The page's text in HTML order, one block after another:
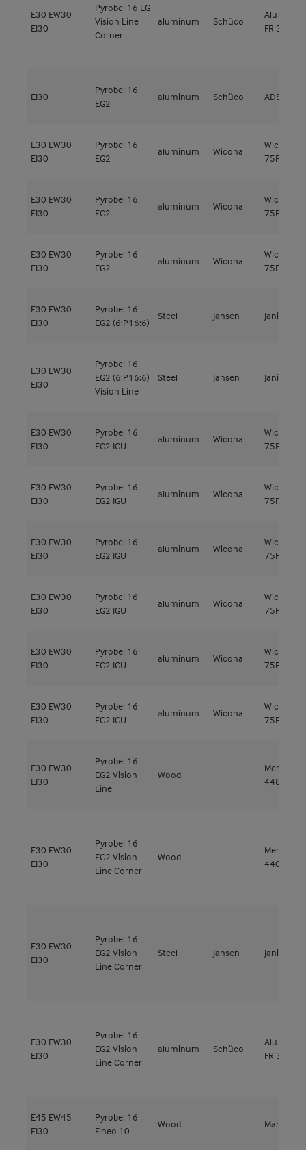
E30 EW30
EI30
Pyrobel 16 EG
Vision Line
Corner
aluminum Schüco
Alu ADS
FR 30
EI30
Pyrobel 16
EG2
aluminum Schüco ADS80
E30 EW30
EI30
Pyrobel 16
EG2
aluminum Wicona
Wicline
75FP
E30 EW30
EI30
Pyrobel 16
EG2
aluminum Wicona
Wicline
75FP
E30 EW30
EI30
Pyrobel 16
EG2
aluminum Wicona
Wicline
75FP
E30 EW30
EI30
Pyrobel 16
EG2 (6:P16:6)
Steel Jansen Janisol 2
E30 EW30
EI30
Pyrobel 16
EG2 (6:P16:6)
Vision Line
Steel Jansen Janisol 2
E30 EW30
EI30
Pyrobel 16
EG2 IGU
aluminum Wicona
Wicline
75FP
E30 EW30
EI30
Pyrobel 16
EG2 IGU
aluminum Wicona
Wicline
75FP
E30 EW30
EI30
Pyrobel 16
EG2 IGU
aluminum Wicona
Wicline
75FP
E30 EW30
EI30
Pyrobel 16
EG2 IGU
aluminum Wicona
Wicline
75FP
E30 EW30
EI30
Pyrobel 16
EG2 IGU
aluminum Wicona
Wicline
75FP
E30 EW30
EI30
Pyrobel 16
EG2 IGU
aluminum Wicona
Wicline
75FP
E30 EW30
EI30
Pyrobel 16
EG2 Vision
Line
Wood
Meranti
448kg/m³
E30 EW30
EI30
Pyrobel 16
EG2 Vision
Line Corner
Wood
Meranti
440kg/m³
E30 EW30
EI30
Pyrobel 16
EG2 Vision
Line Corner
Steel Jansen Janisol 2
E30 EW30
EI30
Pyrobel 16
EG2 Vision
Line Corner
aluminum Schüco
Alu ADS
FR 30
E45 EW45
EI30
Pyrobel 16
Fineo 10
Wood Mahogany